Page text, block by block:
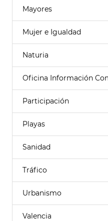
Mayores
Mujer e Igualdad
Naturia
Oficina Información
Participación
Playas
Sanidad
Tráfico
Urbanismo
Valencia